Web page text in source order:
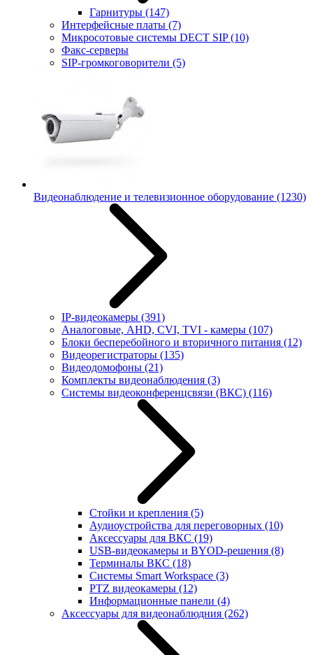
Гарнитуры (147)
Интерфейсные платы (7)
Микросотовые системы DECT SIP(10)
Факс-серверы
SIP-громкоговорители (5)
Видеонаблюдение и телевизионное оборудование (1230)
IP-видеокамеры (391)
Аналоговые, AHD, CVI, TVI - камеры (107)
Блоки бесперебойного и вторичного питания (12)
Видеорегистраторы (135)
Видеодомофоны (21)
Комплекты видеонаблюдения (3)
Системы видеоконференцсвязи (ВКС) (116)
Стойки и крепления (5)
Аудиоустройства для переговорных (10)
Аксессуары для ВКС (19)
USB-видеокамеры и BYOD-решения (8)
Терминалы ВКС (18)
Системы Smart Workspace (3)
PTZ видеокамеры (12)
Информационные панели (4)
Аксессуары для видеонаблюдния (262)